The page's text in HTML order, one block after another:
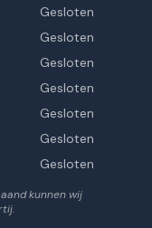
Gesloten
Gesloten
Gesloten
Gesloten
Gesloten
Gesloten
Gesloten
kunnen wij